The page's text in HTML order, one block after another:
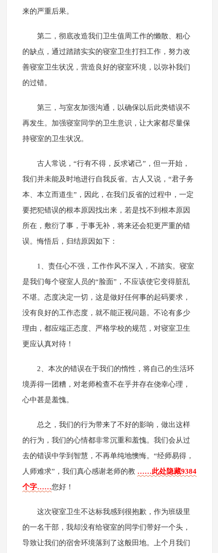
来的严重后果。
第二，彻底改造我们卫生值周工作的懒散、粗心
的缺点，通过踏踏实实的寝室卫生打扫工作，努力改
善寝室卫生状况，营造良好的寝室环境，以弥补我们
的过错。
第三，与室友加强沟通，以确保以后此类错误不
再发生。加强寝室同学的卫生意识，让大家都尽量保
持寝室的卫生状况。
古人常说，“行有不得，反求诸己”，但一开始，
我们并未能及时地进行自我反省。古人又说，“君子务
本、本立而道生”，因此，在我们反省的过程中，一定
要把犯错误的根本原因找出来，若是找不到根本原因
所在，敷衍了事，于事无补，将来还会犯更严重的错
误。悔悟后，归结原因如下：
1、责任心不强，工作作风不深入，不踏实。寝室
是我们每个寝室人员的“脸面”，不应该使它变得脏乱
不堪。态度决定一切，这是做好任何事的起码要求，
没有良好的工作态度，就不能正视问题。不论有多少
理由，都应端正态度、严格学校的规范，对寝室卫生
更应认真对待！
2、本次的错误在于我们的惰性，将自己的生活环
境弄得一团糟，对老师检查不在乎并存在侥幸心理，
心中甚是羞愧。
总之，我们的行为带来了不好的影响，做出这样
的行为，我们的心情都非常沉重和羞愧。我们会从过
去的错误中学到智慧，不再单纯地懊悔。“经师易得，
人师难求”，我们真心感谢老师的教 ……此处隐藏9384
个字……您好！
这次寝室卫生不达标我感到很抱歉，作为班级里
的一名干部，我却没有给寝室的同学们带好一个头，
导致让我们的宿舍环境落到了这般田地。上个月我们